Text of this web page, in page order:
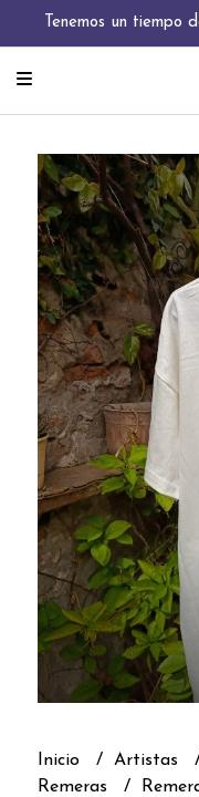
Tenemos un tiempo
Inicio Artistas
Remeras